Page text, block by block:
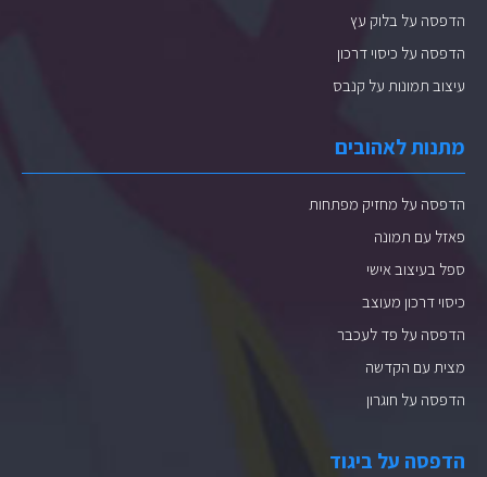
הדפסה על בלוק עץ
הדפסה על כיסוי דרכון
עיצוב תמונות על קנבס
מתנות לאהובים
הדפסה על מחזיק מפתחות
פאזל עם תמונה
ספל בעיצוב אישי
כיסוי דרכון מעוצב
הדפסה על פד לעכבר
מצית עם הקדשה
הדפסה על חוגרון
הדפסה על ביגוד